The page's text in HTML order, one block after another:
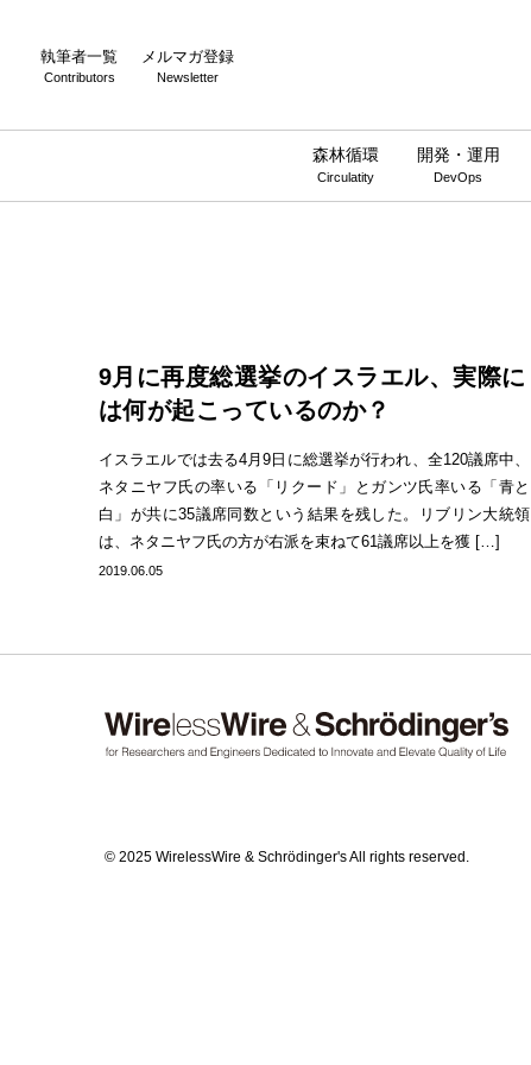
執筆者一覧
Contributors
メルマガ登録
Newsletter
森林循環
Circulatity
開発・運用
DevOps
9月に再度総選挙のイスラエル、実際に
は何が起こっているのか？
イスラエルでは去る4月9日に総選挙が行われ、全120議席中、
ネタニヤフ氏の率いる「リクード」とガンツ氏率いる「青と
白」が共に35議席同数という結果を残した。リブリン大統領
は、ネタニヤフ氏の方が右派を束ねて61議席以上を獲 […]
2019.06.05
© 2025 WirelessWire & Schrödinger's All rights reserved.